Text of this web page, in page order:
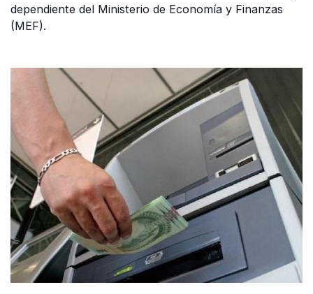
dependiente del Ministerio de Economía y Finanzas
(MEF).